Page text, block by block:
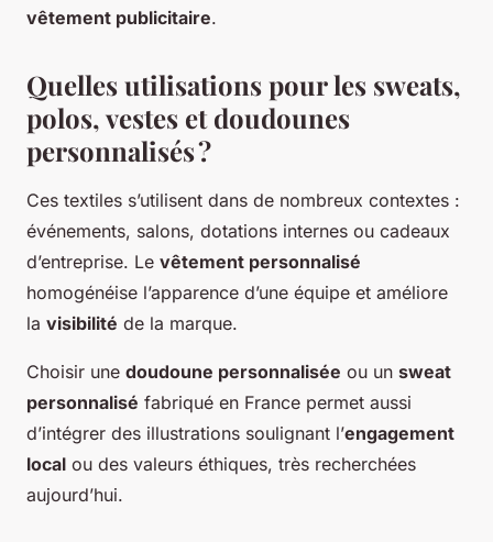
vêtement publicitaire.
Quelles utilisations pour les sweats,
polos, vestes et doudounes
personnalisés ?
Ces textiles s’utilisent dans de nombreux contextes :
événements, salons, dotations internes ou cadeaux
d’entreprise. Le vêtement personnalisé
homogénéise l’apparence d’une équipe et améliore
la visibilité de la marque.
Choisir une doudoune personnalisée ou un sweat
personnalisé fabriqué en France permet aussi
d’intégrer des illustrations soulignant l’engagement
local ou des valeurs éthiques, très recherchées
aujourd’hui.